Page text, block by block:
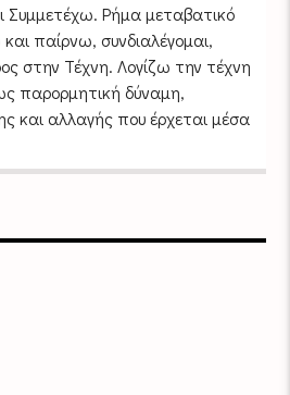
Συμμετέχω. Ρήμα μεταβατικό
παίρνω, συνδιαλέγομαι,
στην Τέχνη. Λογίζω την τέχνη
παρορμητική δύναμη,
και αλλαγής που έρχεται μέσα